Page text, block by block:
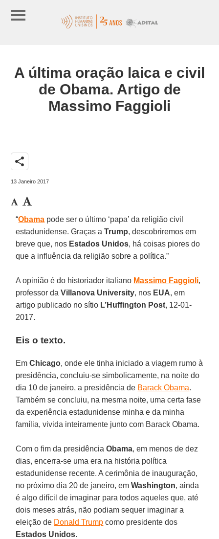
A última oração laica e civil
de Obama. Artigo de
Massimo Faggioli
share
13 Janeiro 2017
“Obama pode ser o último ‘papa’ da religião civil
estadunidense. Graças aTrump, descobriremos em
breve que, nos Estados Unidos, há coisas piores do
que a influência da religião sobre a política.”
A opinião é do historiador italiano Massimo Faggioli,
professor daVillanova University, nos EUA, em
artigo publicado no sítio L’Huffington Post, 12-01-
2017.
Eis o texto.
EmChicago, onde ele tinha iniciado a viagem rumo à
presidência, concluiu-se simbolicamente, na noite do
dia 10 de janeiro, a presidência de Barack Obama.
Também se concluiu, na mesma noite, uma certa fase
da experiência estadunidense minha e da minha
família, vivida inteiramente junto com Barack Obama.
Com o fim da presidênciaObama, em menos de dez
dias, encerra-se uma era na história política
estadunidense recente. A cerimônia de inauguração,
no próximo dia 20 de janeiro, emWashington, ainda
é algo difícil de imaginar para todos aqueles que, até
dois meses atrás, não podiam sequer imaginar a
eleição de Donald Trump como presidente dos
Estados Unidos.